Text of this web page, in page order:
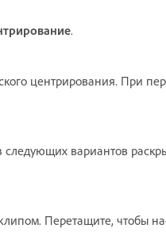
.
центрирования. При
вариантов
Перетащите, чтобы